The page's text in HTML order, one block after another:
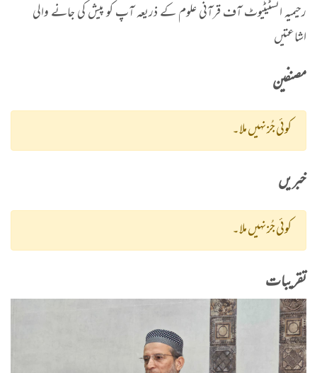
رحیمیہ انسٹیٹیوٹ آف قرآنی علوم کے ذریعہ آپ کو پیش کی جانے والی
اشاعتیں
مصنفین
کوئی جُز نہیں ملا۔
خبریں
کوئی جُز نہیں ملا۔
تقریبات